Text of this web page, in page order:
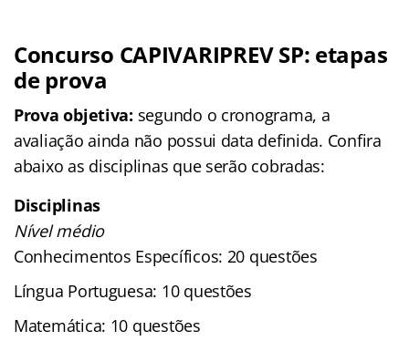
Concurso CAPIVARIPREV SP: etapas
de prova
Prova objetiva: segundo o cronograma, a
avaliação ainda não possui data definida. Confira
abaixo as disciplinas que serão cobradas:
Disciplinas
Nível médio
Conhecimentos Específicos: 20 questões
Língua Portuguesa: 10 questões
Matemática: 10 questões